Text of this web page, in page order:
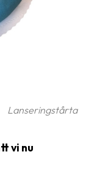
Lanseringstårta
vi nu